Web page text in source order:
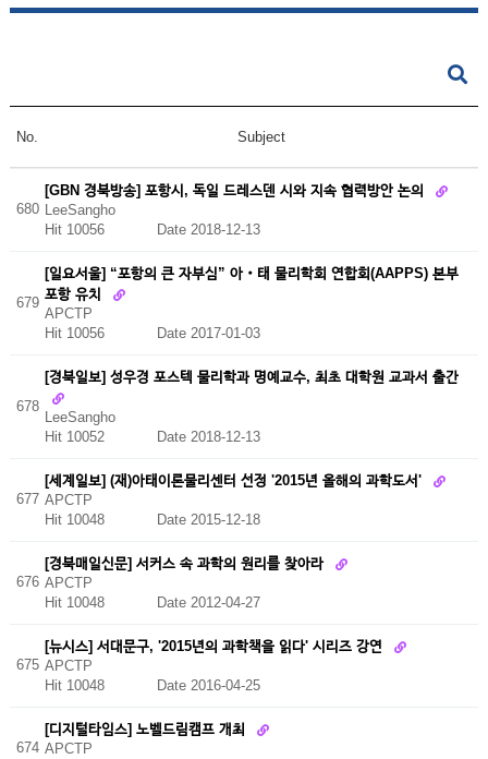
No. Subject
680
[GBN 경북방송] 포항시, 독일 드레스덴 시와 지속 협력방안 논의
LeeSangho
Hit 10056
Date 2018-12-13
679
[일요서울] “포항의 큰 자부심” 아‧태 물리학회 연합회(AAPPS) 본부
포항 유치
APCTP
Hit 10056 Date 2017-01-03
678
[경북일보] 성우경 포스텍 물리학과 명예교수, 최초 대학원 교과서 출간
LeeSangho
Hit 10052 Date 2018-12-13
677
[세계일보] (재)아태이론물리센터 선정 '2015년 올해의 과학도서'
APCTP
Hit 10048
Date 2015-12-18
676
[경북매일신문] 서커스 속 과학의 원리를 찾아라
APCTP
Hit 10048
Date 2012-04-27
675
[뉴시스] 서대문구, '2015년의 과학책을 읽다' 시리즈 강연
APCTP
Hit 10048
Date 2016-04-25
674
[디지털타임스] 노벨드림캠프 개최
APCTP